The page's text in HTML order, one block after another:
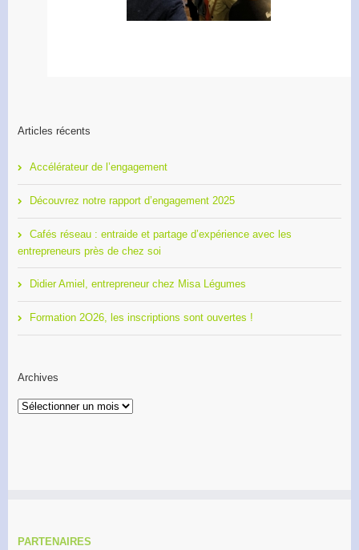
Articles récents
Accélérateur de l’engagement
Découvrez notre rapport d’engagement 2025
Cafés réseau : entraide et partage d’expérience avec les
entrepreneurs près de chez soi
Didier Amiel, entrepreneur chez Misa Légumes
Formation 2O26, les inscriptions sont ouvertes !
Archives
Archives
PARTENAIRES